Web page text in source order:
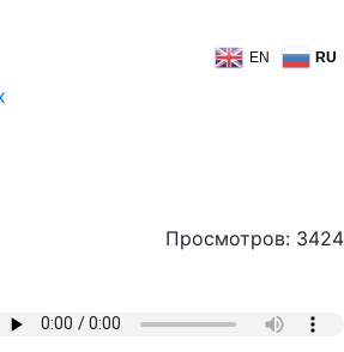
EN RU
Просмотров: 3424